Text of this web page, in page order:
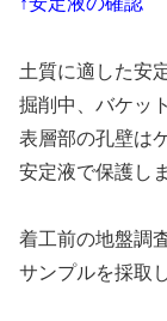
土質に適した安
掘削中、バケッ
表層部の孔壁は
安定液で保護し
着工前の地盤調
サンプルを採取